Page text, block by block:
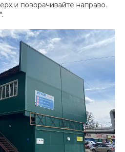
и поворачивайте направо.